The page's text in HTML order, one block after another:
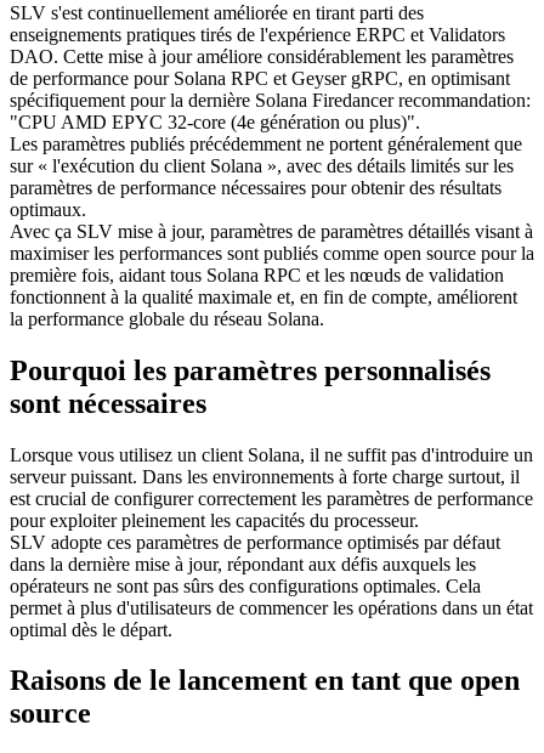
SLV s'est continuellement améliorée en tirant parti des
enseignements pratiques tirés de l'expérience ERPC et Validators
DAO. Cette mise à jour améliore considérablement les paramètres
de performance pour Solana RPC et Geyser gRPC, en optimisant
spécifiquement pour la dernière Solana Firedancer recommandation:
"CPU AMD EPYC 32-core (4e génération ou plus)".
Les paramètres publiés précédemment ne portent généralement que
sur « l'exécution du client Solana », avec des détails limités sur les
paramètres de performance nécessaires pour obtenir des résultats
optimaux.
Avec ça SLV mise à jour, paramètres de paramètres détaillés visant à
maximiser les performances sont publiés comme open source pour la
première fois, aidant tous Solana RPC et les nœuds de validation
fonctionnent à la qualité maximale et, en fin de compte, améliorent
la performance globale du réseau Solana.
Pourquoi les paramètres personnalisés
sont nécessaires
Lorsque vous utilisez un client Solana, il ne suffit pas d'introduire un
serveur puissant. Dans les environnements à forte charge surtout, il
est crucial de configurer correctement les paramètres de performance
pour exploiter pleinement les capacités du processeur.
SLV adopte ces paramètres de performance optimisés par défaut
dans la dernière mise à jour, répondant aux défis auxquels les
opérateurs ne sont pas sûrs des configurations optimales. Cela
permet à plus d'utilisateurs de commencer les opérations dans un état
optimal dès le départ.
Raisons de le lancement en tant que open
source